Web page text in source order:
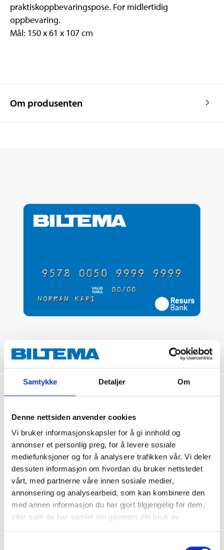
Samtykke Detaljer Om
Denne nettsiden anvender cookies
Vi bruker informasjonskapsler for å gi innhold og
annonser et personlig preg, for å levere sosiale
mediefunksjoner og for å analysere trafikken vår. Vi deler
dessuten informasjon om hvordan du bruker nettstedet
vårt, med partnerne våre innen sosiale medier,
annonsering og analysearbeid, som kan kombinere den
med annen informasjon du har gjort tilgjengelig for dem,
eller som de har samlet inn gjennom din bruk av
praktiskoppbevaringspose. For midlertidig
oppbevaring.
Mål: 150 x 61 x 107 cm
Om produsenten
Kjøp & Hent
Kjøp & Hent i ditt varehus.
LES MER